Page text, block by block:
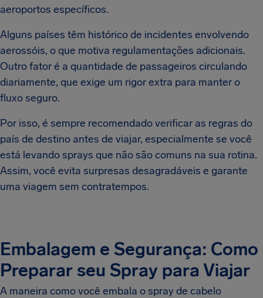
aeroportos específicos.
Alguns países têm histórico de incidentes envolvendo
aerossóis, o que motiva regulamentações adicionais.
Outro fator é a quantidade de passageiros circulando
diariamente, que exige um rigor extra para manter o
fluxo seguro.
Por isso, é sempre recomendado verificar as regras do
país de destino antes de viajar, especialmente se você
está levando sprays que não são comuns na sua rotina.
Assim, você evita surpresas desagradáveis e garante
uma viagem sem contratempos.
Embalagem e Segurança: Como
Preparar seu Spray para Viajar
A maneira como você embala o spray de cabelo